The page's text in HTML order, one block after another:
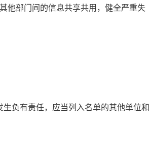
部门间的信息共享共用，健全严重失
负有责任，应当列入名单的其他单位和